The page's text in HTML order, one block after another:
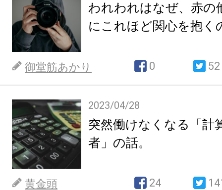
われわれはなぜ、赤の
にこれほど関心を抱く
御堂筋あかり 0 52
2023/04/28
突然働けなくなる「計
者」の話。
黄金頭 24